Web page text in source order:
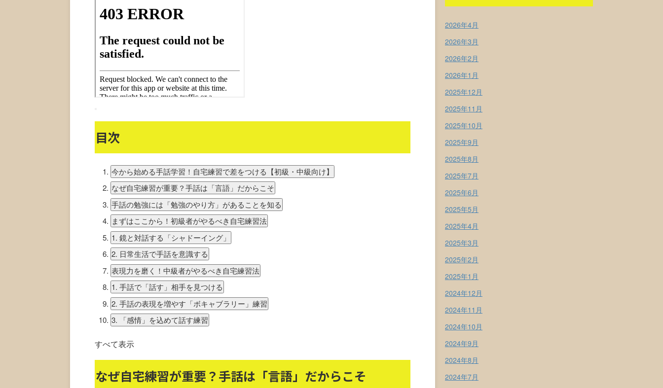
目次
今から始める手話学習！自宅練習で差をつける【初級・中級向け】
なぜ自宅練習が重要？手話は「言語」だからこそ
手話の勉強には「勉強のやり方」があることを知る
まずはここから！初級者がやるべき自宅練習法
1. 鏡と対話する「シャドーイング」
2. 日常生活で手話を意識する
表現力を磨く！中級者がやるべき自宅練習法
1. 手話で「話す」相手を見つける
2. 手話の表現を増やす「ボキャブラリー」練習
3. 「感情」を込めて話す練習
すべて表示
なぜ自宅練習が重要？手話は「言語」だからこそ
2026年4月
2026年3月
2026年2月
2026年1月
2025年12月
2025年11月
2025年10月
2025年9月
2025年8月
2025年7月
2025年6月
2025年5月
2025年4月
2025年3月
2025年2月
2025年1月
2024年12月
2024年11月
2024年10月
2024年9月
2024年8月
2024年7月